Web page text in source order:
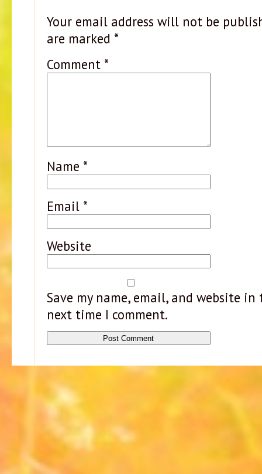
Your email address will not be
are marked *
Comment *
Name *
Email *
Website
Save my name, email, and website
next time I comment.